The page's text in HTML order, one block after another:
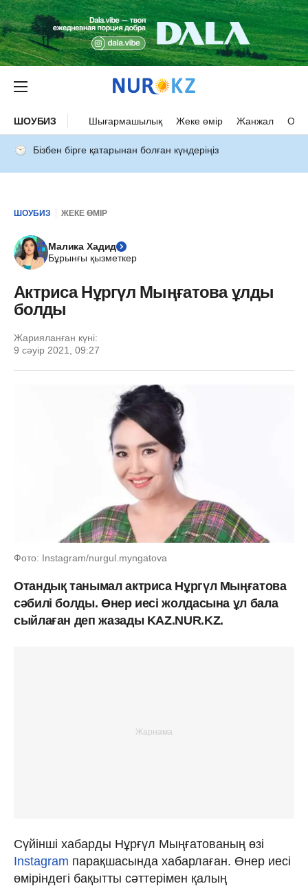
ШОУБИЗ Шығармашылық Жеке өмір Жанжал
Бізбен бірге қатарынан болған күндеріңіз
ШОУБИЗ ЖЕКЕ ӨМІР
Малика Хадид
Бұрынғы қызметкер
Актриса Нұргүл Мыңғатова ұлды
болды
Жарияланған күні:
9 сәуір 2021, 09:27
Фото: Instagram/nurgul.myngatova
Отандық танымал актриса Нұргүл Мыңғатова
сәбилі болды. Өнер иесі жолдасына ұл бала
сыйлаған деп жазады KAZ.NUR.KZ.
Сүйінші хабарды Нұрғүл Мыңғатованың өзі
Instagram парақшасында хабарлаған. Өнер иесі
өміріндегі бақытты сәттерімен қалың